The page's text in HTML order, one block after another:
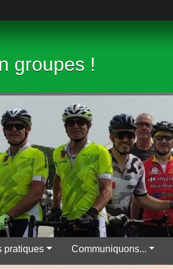
groupes !
pratiques Communiquons...